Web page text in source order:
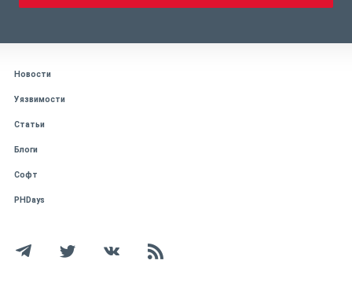
Новости
Уязвимости
Статьи
Блоги
Софт
PHDays